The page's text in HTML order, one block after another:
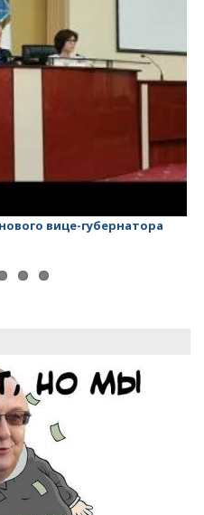
вице-губернатора